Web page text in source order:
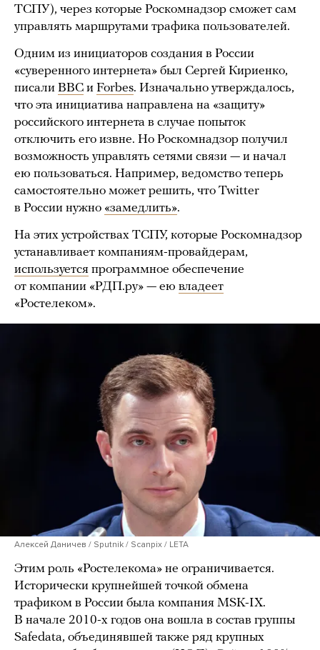
ТСПУ), через которые Роскомнадзор сможет сам
управлять маршрутами трафика пользователей.
Одним из инициаторов создания в России
«суверенного интернета» был Сергей Кириенко,
писали BBC и Forbes. Изначально утверждалось,
что эта инициатива направлена на «защиту»
российского интернета в случае попыток
отключить его извне. Но Роскомнадзор получил
возможность управлять сетями связи — и начал
ею пользоваться. Например, ведомство теперь
самостоятельно может решить, что Twitter
в России нужно «замедлить».
На этих устройствах ТСПУ, которые Роскомнадзор
устанавливает компаниям-провайдерам,
используется программное обеспечение
от компании «РДП.ру» — ею владеет
«Ростелеком».
Алексей Даничев / Sputnik / Scanpix / LETA
Этим роль «Ростелекома» не ограничивается.
Исторически крупнейшей точкой обмена
трафиком в России была компания MSK-IX.
В начале 2010-х годов она вошла в состав группы
Safedata, объединявшей также ряд крупных